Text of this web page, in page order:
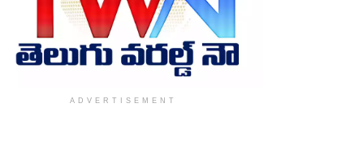
ADVERTISEMENT